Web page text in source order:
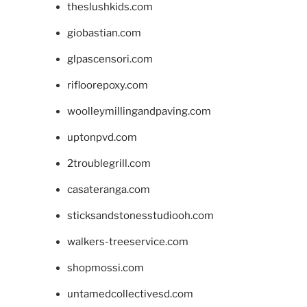
theslushkids.com
giobastian.com
glpascensori.com
rifloorepoxy.com
woolleymillingandpaving.com
uptonpvd.com
2troublegrill.com
casateranga.com
sticksandstonesstudiooh.com
walkers-treeservice.com
shopmossi.com
untamedcollectivesd.com